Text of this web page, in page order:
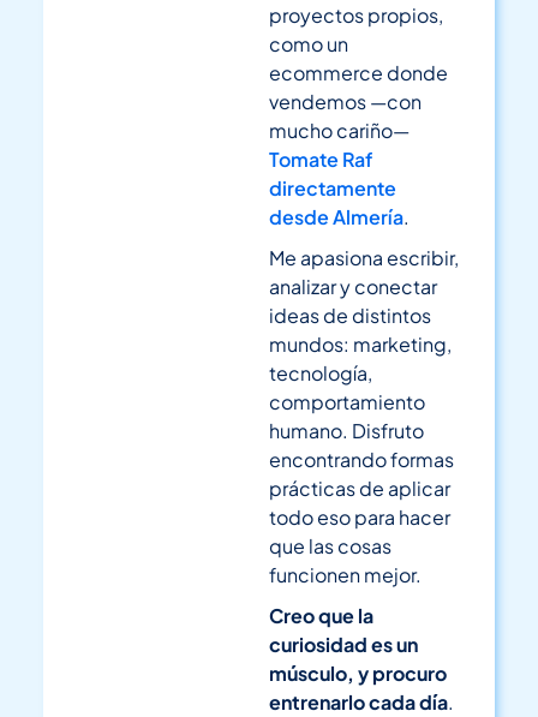
proyectos propios,
como un
ecommerce donde
vendemos —con
mucho cariño—
Tomate Raf
directamente
desde Almería.
Me apasiona escribir,
analizar y conectar
ideas de distintos
mundos: marketing,
tecnología,
comportamiento
humano. Disfruto
encontrando formas
prácticas de aplicar
todo eso para hacer
que las cosas
funcionen mejor.
Creo que la
curiosidad es un
músculo, y procuro
entrenarlo cada día.